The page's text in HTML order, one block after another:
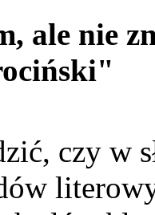
ale nie
czy w